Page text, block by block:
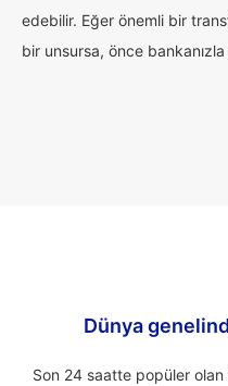
edebilir. Eğer önemli bir
bir unsursa, önce
Dünya
Son 24 saatte popüler olan